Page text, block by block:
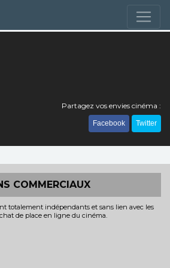
Partagez vos envies cinéma :
Facebook Twitter
COMMERCIAUX
totalement indépendants et sans lien avec les
de place en ligne du cinéma.